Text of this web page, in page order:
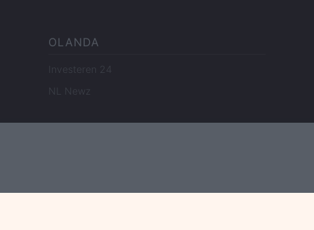
OLANDA
Investeren 24
NL Newz